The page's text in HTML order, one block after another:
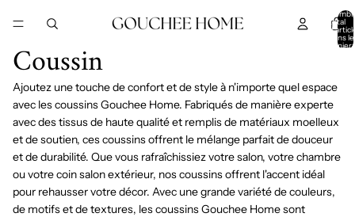
total
dans le
Coussin
Ajoutez une touche de confort et de style à n'importe quel espace
avec les coussins Gouchee Home. Fabriqués de manière experte
avec des tissus de haute qualité et remplis de matériaux moelleux
et de soutien, ces coussins offrent le mélange parfait de douceur
et de durabilité. Que vous rafraîchissiez votre salon, votre chambre
ou votre coin salon extérieur, nos coussins offrent l'accent idéal
pour rehausser votre décor. Avec une grande variété de couleurs,
de motifs et de textures, les coussins Gouchee Home sont